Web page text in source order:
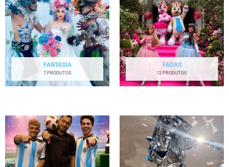
FANTASIA
7 PRODUTOS
FADAS
12 PRODUTOS